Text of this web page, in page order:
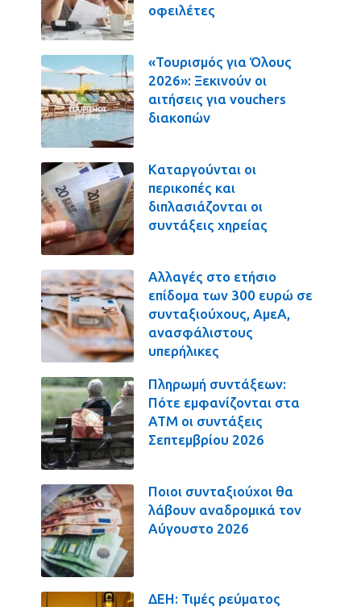
οφειλέτες
«Τουρισμός για Όλους
2026»: Ξεκινούν οι
αιτήσεις για vouchers
διακοπών
Καταργούνται οι
περικοπές και
διπλασιάζονται οι
συντάξεις χηρείας
Αλλαγές στο ετήσιο
επίδομα των 300 ευρώ σε
συνταξιούχους, ΑμεΑ,
ανασφάλιστους
υπερήλικες
Πληρωμή συντάξεων:
Πότε εμφανίζονται στα
ΑΤΜ οι συντάξεις
Σεπτεμβρίου 2026
Ποιοι συνταξιούχοι θα
λάβουν αναδρομικά τον
Αύγουστο 2026
ΔΕΗ: Τιμές ρεύματος